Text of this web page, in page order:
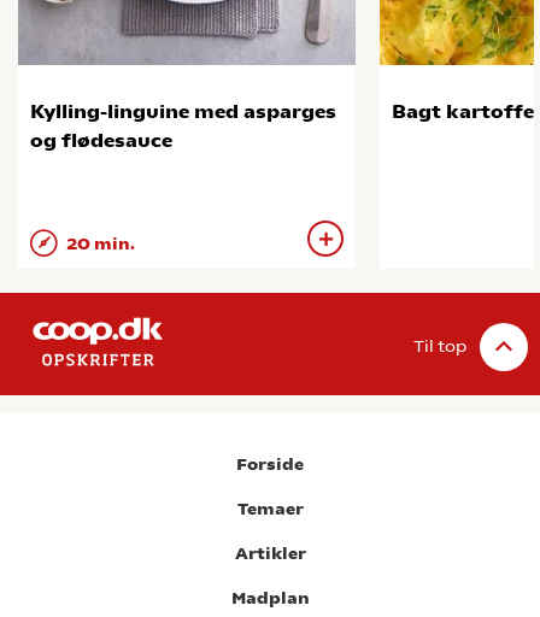
Kylling-linguine med asparges
og flødesauce
20 min.
Bagt
Til top
Forside
Temaer
Artikler
Madplan